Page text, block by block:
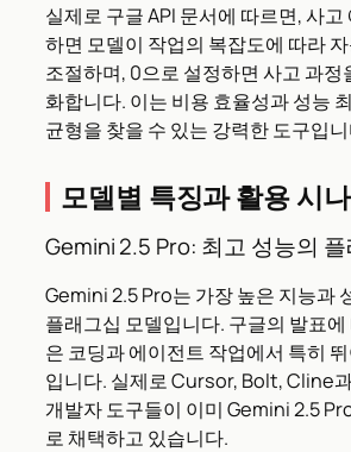
실제로 구글 API 문서에 따르면, 사고
하면 모델이 작업의 복잡도에 따라
조절하며, 0으로 설정하면 사고 과정
화합니다. 이는 비용 효율성과 성능
균형을 찾을 수 있는 강력한 도구입
모델별 특징과 활용 시
Gemini 2.5 Pro: 최고 성능의
Gemini 2.5 Pro는 가장 높은 지능과
플래그십 모델입니다. 구글의 발표에
은 코딩과 에이전트 작업에서 특히
입니다. 실제로 Cursor, Bolt, Cline
개발자 도구들이 이미 Gemini 2.5
로 채택하고 있습니다.